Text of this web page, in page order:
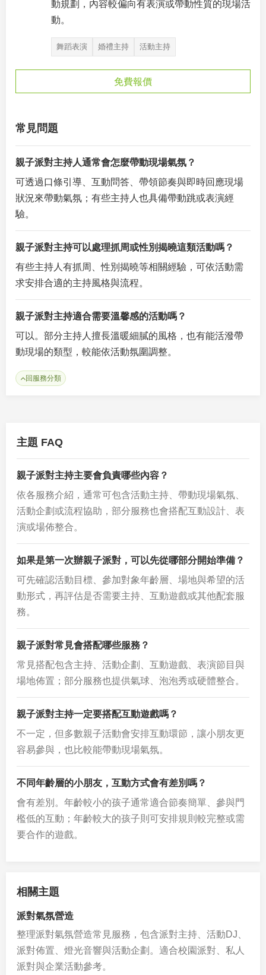
動規劃，內容較偏向有表演或帶動性質的現場活
動。
舞蹈表演 婚禮主持 活動主持
免費報價
常見問題
親子派對主持人通常會怎麼帶動現場氣氛？
可透過口條引導、互動問答、帶領節奏與即時回應現場
狀況來帶動氣氛；有些主持人也具備帶動跳或表演經
驗。
親子派對主持可以處理抓周或性別揭曉這類活動嗎？
有些主持人有抓周、性別揭曉等相關經驗，可依活動需
求安排合適的主持風格與流程。
親子派對主持適合需要溫馨感的活動嗎？
可以。部分主持人擅長溫暖細膩的風格，也有能活潑帶
動現場的類型，較能依活動氛圍調整。
回服務分類
主題 FAQ
親子派對主持主要會負責哪些內容？
依各服務介紹，通常可包含活動主持、帶動現場氣氛、
活動企劃或流程協助，部分服務也會搭配互動設計、表
演或場佈整合。
如果是第一次辦親子派對，可以先從哪部分開始準備？
可先確認活動目標、參加對象年齡層、場地與希望的活
動形式，再評估是否需要主持、互動遊戲或其他配套服
務。
親子派對常見會搭配哪些服務？
常見搭配包含主持、活動企劃、互動遊戲、表演節目與
場地佈置；部分服務也提供氣球、泡泡秀或硬體整合。
親子派對主持一定要搭配互動遊戲嗎？
不一定，但多數親子活動會安排互動環節，讓小朋友更
容易參與，也比較能帶動現場氣氛。
不同年齡層的小朋友，互動方式會有差別嗎？
會有差別。年齡較小的孩子通常適合節奏簡單、參與門
檻低的互動；年齡較大的孩子則可安排規則較完整或需
要合作的遊戲。
相關主題
派對氣氛營造
整理派對氣氛營造常見服務，包含派對主持、活動DJ、
派對佈置、燈光音響與活動企劃。適合校園派對、私人
派對與企業活動參考。